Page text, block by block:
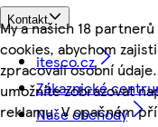
My a našich 18
cookies, abychom
zpracovali osobní
umožníte zobrazovat
reklamu. V opačném
Kontakt
itesco.cz
Zákaznické
Naše obchody